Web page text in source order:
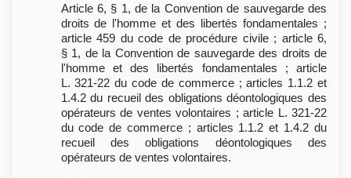
Article 6, § 1, de la Convention de sauvegarde des
droits de l'homme et des libertés fondamentales ;
article 459 du code de procédure civile ; article 6,
§ 1, de la Convention de sauvegarde des droits de
l'homme et des libertés fondamentales ; article
L. 321-22 du code de commerce ; articles 1.1.2 et
1.4.2 du recueil des obligations déontologiques des
opérateurs de ventes volontaires ; article L. 321-22
du code de commerce ; articles 1.1.2 et 1.4.2 du
recueil des obligations déontologiques des
opérateurs de ventes volontaires.